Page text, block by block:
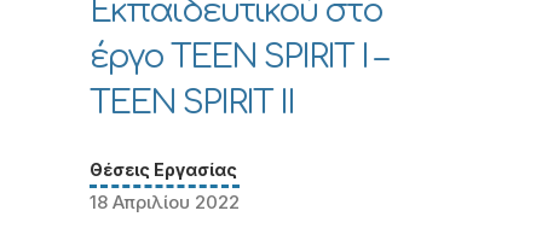
Εκπαιδευτικού στο
έργο TEEN SPIRIT I –
TEEN SPIRIT II
Θέσεις Εργασίας
18 Απριλίου 2022